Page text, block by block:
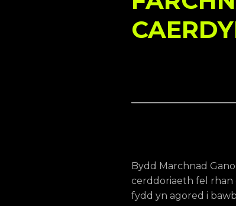
Bydd Marchnad
cerddoriaeth fel rhan
fydd yn agored i